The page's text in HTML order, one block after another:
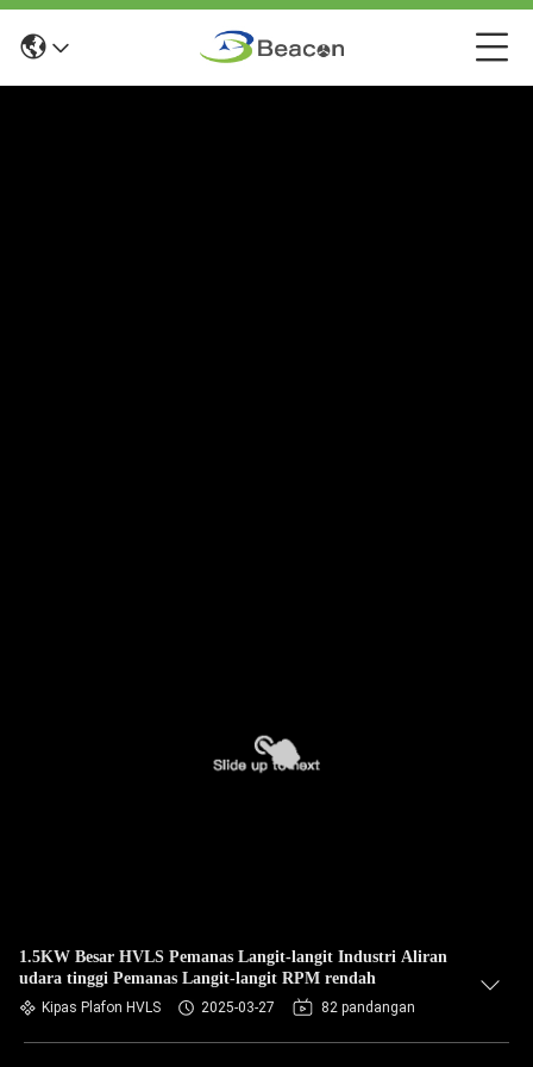
1.5KW Besar HVLS Pemanas Langit-langit Industri Aliran
udara tinggi Pemanas Langit-langit RPM rendah
Kipas Plafon HVLS 2025-03-27 82 pandangan